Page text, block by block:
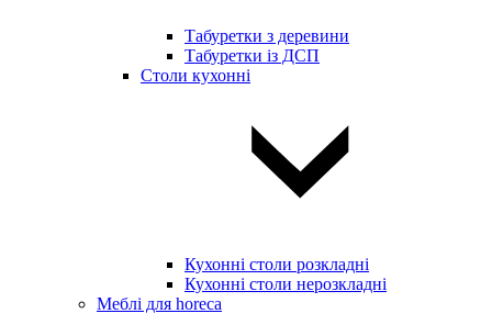
Табуретки з деревини
Табуретки із ДСП
Столи кухонні
Кухонні столи розкладні
Кухонні столи нерозкладні
Меблі для horeca